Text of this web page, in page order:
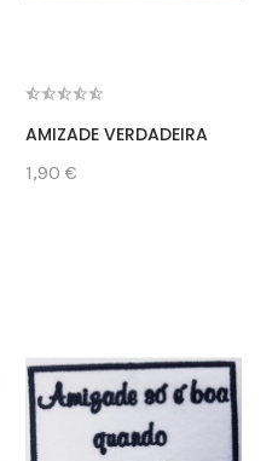
AMIZADE VERDADEIRA
1,90 €